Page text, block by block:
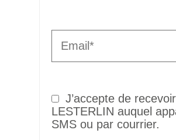
J’accepte de
LESTERLIN auquel
SMS ou par courrier.